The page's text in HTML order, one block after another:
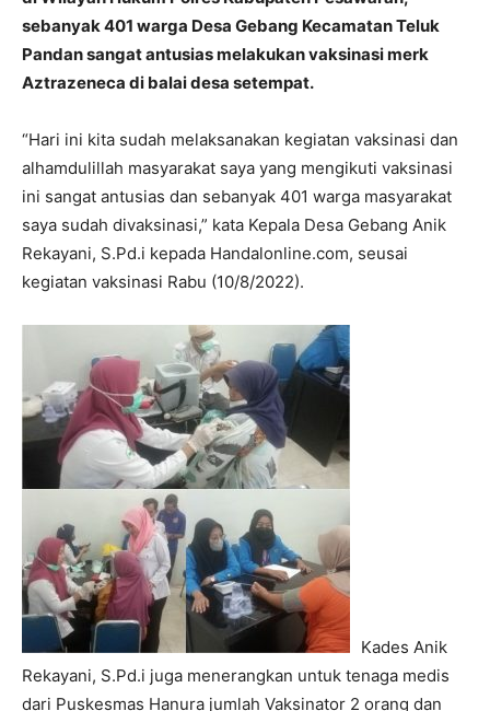
sebanyak 401 warga Desa Gebang Kecamatan Teluk
Pandan sangat antusias melakukan vaksinasi merk
Aztrazeneca di balai desa setempat.
“Hari ini kita sudah melaksanakan kegiatan vaksinasi dan
alhamdulillah masyarakat saya yang mengikuti vaksinasi
ini sangat antusias dan sebanyak 401 warga masyarakat
saya sudah divaksinasi,” kata Kepala Desa Gebang Anik
Rekayani, S.Pd.i kepada Handalonline.com, seusai
kegiatan vaksinasi Rabu (10/8/2022).
Kades Anik
Rekayani, S.Pd.i juga menerangkan untuk tenaga medis
dari Puskesmas Hanura jumlah Vaksinator 2 orang dan